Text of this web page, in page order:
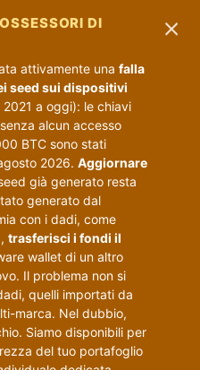
DI
attivamente una falla
seed sui dispositivi
a oggi): le chiavi
alcun accesso
BTC sono stati
2026. Aggiornare
già generato resta
generato dal
con i dadi, come
trasferisci i fondi il
wallet di un altro
Il problema non si
quelli importati da
marca. Nel dubbio,
Siamo disponibili per
del tuo portafoglio
×